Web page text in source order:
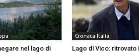
nel lago di
Cronaca Italia
Lago di Vico: ritrovato